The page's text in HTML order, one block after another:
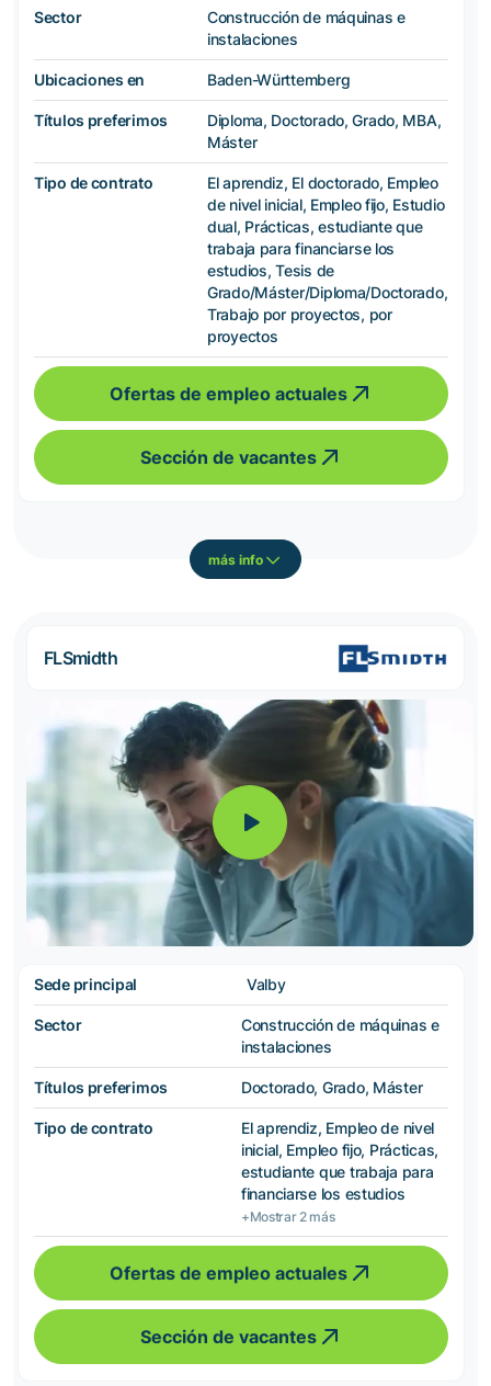
Sector
Construcción de máquinas e
instalaciones
Ubicaciones en Baden-Württemberg
Títulos preferimos
Diploma, Doctorado, Grado, MBA,
Máster
Tipo de contrato
El aprendiz, El doctorado, Empleo
de nivel inicial, Empleo fijo, Estudio
dual, Prácticas, estudiante que
trabaja para financiarse los
estudios, Tesis de
Grado/Máster/Diploma/Doctorado,
Trabajo por proyectos, por
proyectos
Ofertas de empleo actuales
Sección de vacantes
más info
FLSmidth
Sede principal Valby
Sector
Construcción de máquinas e
instalaciones
Títulos preferimos Doctorado, Grado, Máster
Tipo de contrato
El aprendiz, Empleo de nivel
inicial, Empleo fijo, Prácticas,
estudiante que trabaja para
financiarse los estudios
+Mostrar 2 más
Ofertas de empleo actuales
Sección de vacantes